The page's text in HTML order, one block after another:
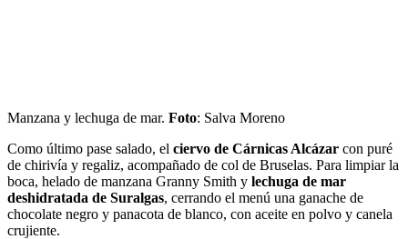
Manzana y lechuga de mar. Foto: Salva Moreno
Como último pase salado, el ciervo de Cárnicas Alcázar con puré
de chirivía y regaliz, acompañado de col de Bruselas. Para limpiar la
boca, helado de manzana Granny Smith y lechuga de mar
deshidratada de Suralgas, cerrando el menú una ganache de
chocolate negro y panacota de blanco, con aceite en polvo y canela
crujiente.